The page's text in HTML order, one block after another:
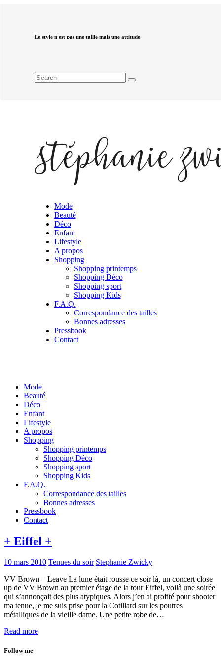
Le style n'est pas une taille mais une attitude
Mode
Beauté
Déco
Enfant
Lifestyle
A propos
Shopping
Shopping printemps
Shopping Déco
Shopping sport
Shopping Kids
F.A.Q.
Correspondance des tailles
Bonnes adresses
Pressbook
Contact
Mode
Beauté
Déco
Enfant
Lifestyle
A propos
Shopping
Shopping printemps
Shopping Déco
Shopping sport
Shopping Kids
F.A.Q.
Correspondance des tailles
Bonnes adresses
Pressbook
Contact
+ Eiffel +
10 mars 2010 Tenues du soir Stephanie Zwicky
VV Brown – Leave La lune était rousse ce soir là, un concert close
up de VV Brown au premier étage de la tour Eiffel, voilà une soirée
qui s’annonçait des plus atypiques. Alors j’en ai profité pour shooter
ma tenue, je me suis prise pour la Cotillard sur les poutres
métalliques de la vieille dame. Une petite robe de…
Read more
Follow me